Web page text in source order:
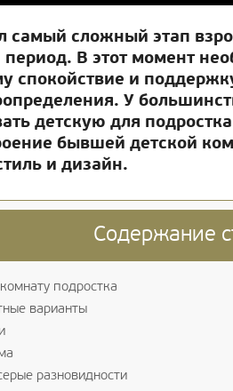
самый сложный этап
В этот момент
спокойствие и
У
детскую для
бывшей детской
и дизайн.
Содержание
подростка
варианты
разновидности